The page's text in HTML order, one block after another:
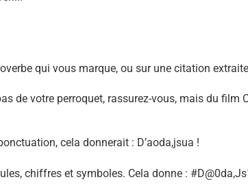
qui vous marque, ou sur une citation
de votre perroquet, rassurez-vous, mais du
cela donnerait : D’aoda,jsua !
chiffres et symboles. Cela donne :